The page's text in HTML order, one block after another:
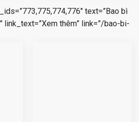
text=”Bao bì
link_text=”Xem thêm” link=”/bao-bi-